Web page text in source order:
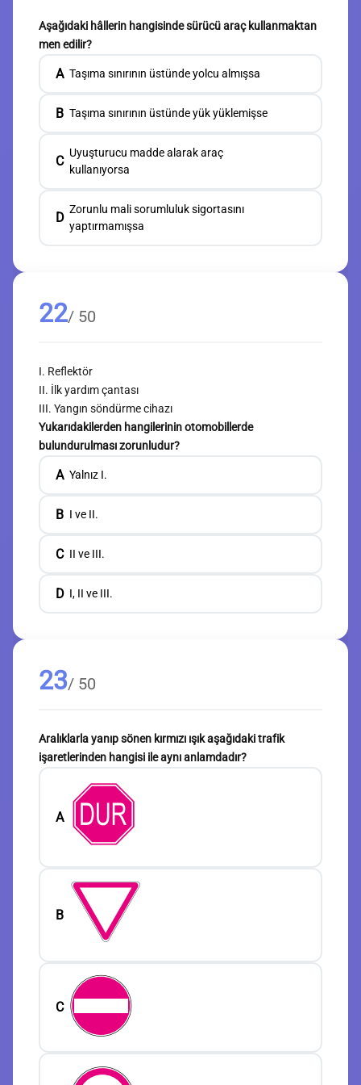
Aşağıdaki hâllerin hangisinde sürücü araç kullanmaktan
men edilir?
A Taşıma sınırının üstünde yolcu almışsa
B Taşıma sınırının üstünde yük yüklemişse
C
Uyuşturucu madde alarak araç
kullanıyorsa
D
Zorunlu mali sorumluluk sigortasını
yaptırmamışsa
22/ 50
I. Reflektör
II. İlk yardım çantası
III. Yangın söndürme cihazı
Yukarıdakilerden hangilerinin otomobillerde
bulundurulması zorunludur?
A Yalnız I.
B I ve II.
C II ve III.
D I, II ve III.
23/ 50
Aralıklarla yanıp sönen kırmızı ışık aşağıdaki trafik
işaretlerinden hangisi ile aynı anlamdadır?
A
B
C